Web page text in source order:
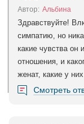
Автор: Альбина
Здравствуйте!
симпатию, но
какие чувства он
отношения, и
женат, какие у
Смотреть